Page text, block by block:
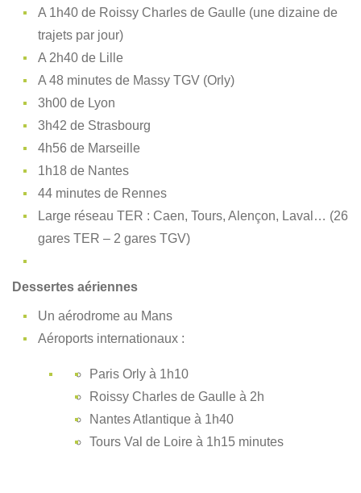
A 1h40 de Roissy Charles de Gaulle (une dizaine de
trajets par jour)
A 2h40 de Lille
A 48 minutes de Massy TGV (Orly)
3h00 de Lyon
3h42 de Strasbourg
4h56 de Marseille
1h18 de Nantes
44 minutes de Rennes
Large réseau TER : Caen, Tours, Alençon, Laval… (26
gares TER – 2 gares TGV)
Dessertes aériennes
Un aérodrome au Mans
Aéroports internationaux :
Paris Orly à 1h10
Roissy Charles de Gaulle à 2h
Nantes Atlantique à 1h40
Tours Val de Loire à 1h15 minutes